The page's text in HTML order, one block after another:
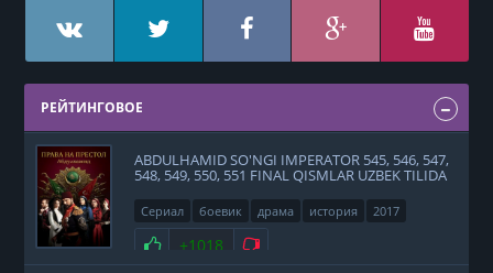
РЕЙТИНГОВОЕ
ABDULHAMID SO'NGI IMPERATOR 545, 546, 547,
548, 549, 550, 551 FINAL QISMLAR UZBEK TILIDA
Сериал боевик драма история 2017
Нравится
+1018 Не нравится